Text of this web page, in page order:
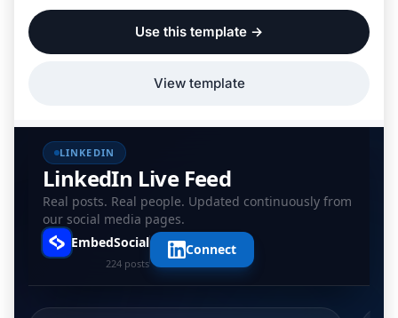
Use this template →
View template